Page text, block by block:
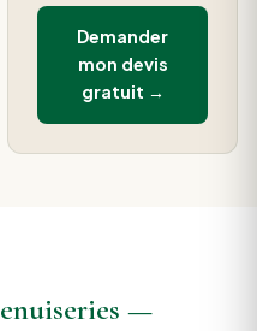
Demander
mon devis
gratuit →
—